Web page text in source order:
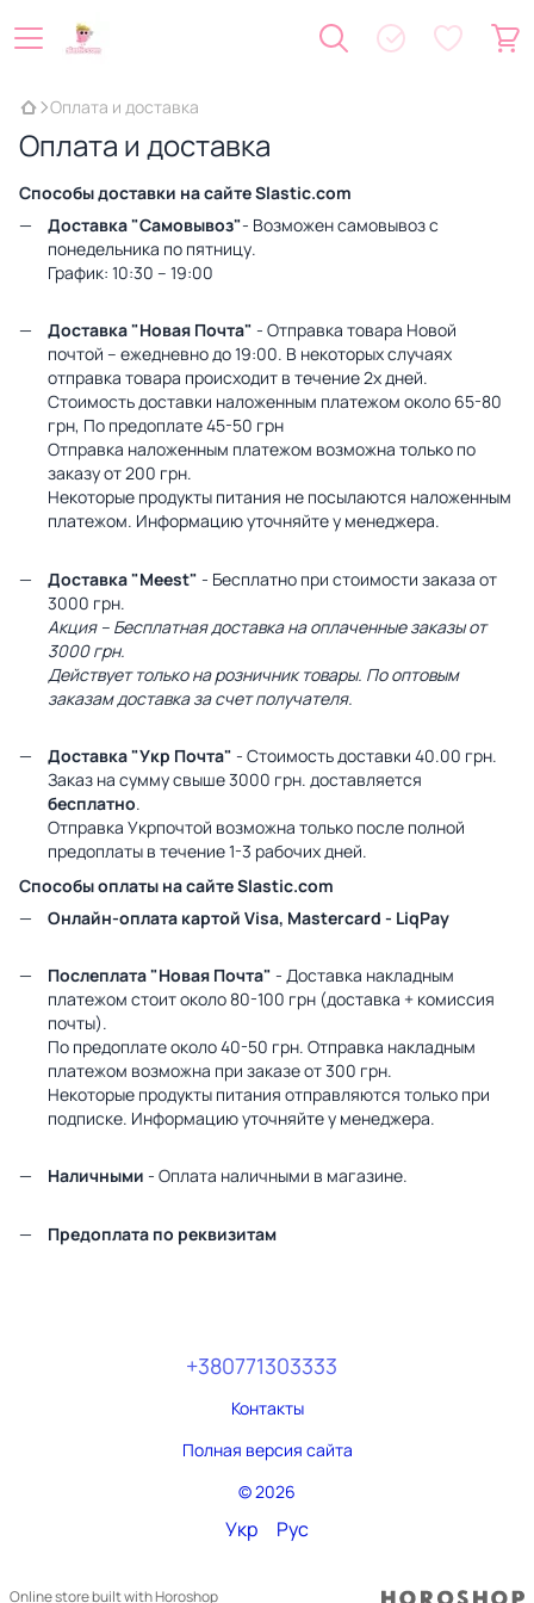
Оплата и доставка
Оплата и доставка
Способы доставки на сайте Slastic.com
Доставка "Самовывоз"- Возможен самовывоз с
понедельника по пятницу.
График: 10:30 – 19:00
Доставка "Новая Почта" - Отправка товара Новой
почтой – ежедневно до 19:00. В некоторых случаях
отправка товара происходит в течение 2х дней.
Стоимость доставки наложенным платежом около 65-80
грн, По предоплате 45-50 грн
Отправка наложенным платежом возможна только по
заказу от 200 грн.
Некоторые продукты питания не посылаются наложенным
платежом. Информацию уточняйте у менеджера.
Доставка "Meest" - Бесплатно при стоимости заказа от
3000 грн.
Акция – Бесплатная доставка на оплаченные заказы от
3000 грн.
Действует только на розничник товары. По оптовым
заказам доставка за счет получателя.
Доставка "Укр Почта" - Стоимость доставки 40.00 грн.
Заказ на сумму свыше 3000 грн. доставляется
бесплатно.
Отправка Укрпочтой возможна только после полной
предоплаты в течение 1-3 рабочих дней.
Способы оплаты на сайте Slastic.com
Онлайн-оплата картой Visa, Mastercard - LiqPay
Послеплата "Новая Почта" - Доставка накладным
платежом стоит около 80-100 грн (доставка + комиссия
почты).
По предоплате около 40-50 грн. Отправка накладным
платежом возможна при заказе от 300 грн.
Некоторые продукты питания отправляются только при
подписке. Информацию уточняйте у менеджера.
Наличными - Оплата наличными в магазине.
Предоплата по реквизитам
+380771303333
Контакты
Полная версия сайта
© 2026
Укр Рус
Online store built with Horoshop